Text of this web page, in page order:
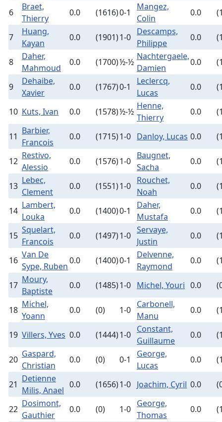
6
Braet,
Thierry
0.0 (1616)0-1
Mangez,
Colin
0.0
7
Huang,
Kayan
0.0 (1901)1-0
Descamps,
Philippe
0.0
8
Daher,
Mahmoud
0.0 (1700)½-½
Nachtergaele,
Damien
0.0
9
Dehaibe,
Xavier
0.0 (1767)0-1
Leclercq,
Lucas
0.0
10 Kuts, Ivan 0.0 (1578)½-½
Henne,
Thierry
0.0
11
Barbier,
Francois
0.0 (1715)1-0 Danloy, Lucas 0.0
12
Restivo,
Alessio
0.0 (1576)1-0
Baugnet,
Sacha
0.0
13
Lebec,
Clement
0.0 (1551)1-0
Rouchet,
Noah
0.0
14
Lambert,
Louka
0.0 (1400)0-1
Daher,
Mustafa
0.0
15
Squelart,
Francois
0.0 (1497)1-0
Servaye,
Justin
0.0
16
Van De
Sype, Ruben
0.0 (1400)0-1
Delvenne,
Raymond
0.0
17
Moury,
Baptiste
0.0 (1485)1-0 Michel, Youri 0.0
18
Michel,
Yoann
0.0 (0) 1-0
Carbonell,
Manu
0.0
19 Villers, Yves 0.0 (1444)1-0
Constant,
Guillaume
0.0
20
Gaspard,
Christian
0.0 (0) 0-1
George,
Lucas
0.0
21
Detienne
Milis, Anael
0.0 (1656)1-0 Joachim, Cyril 0.0
22
Dosimont,
Gauthier
0.0 (0) 1-0
George,
Thomas
0.0